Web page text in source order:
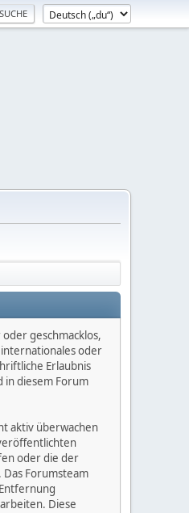
geschmacklos,
oder
Erlaubnis
in diesem Forum
aktiv überwachen
oder die der
Forumsteam
Diese